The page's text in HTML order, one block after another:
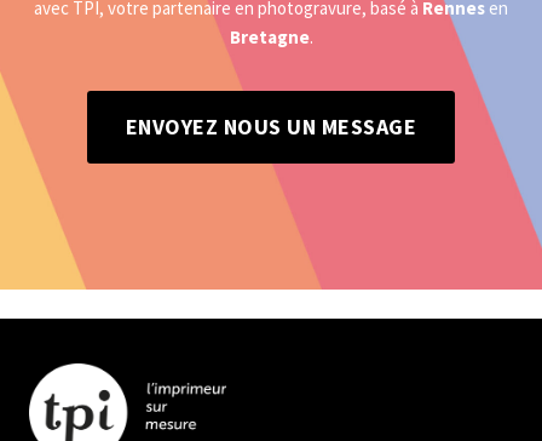
avec TPI, votre partenaire en photogravure, basé à Rennes en
Bretagne.
ENVOYEZ NOUS UN MESSAGE